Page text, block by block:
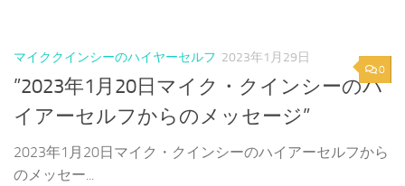
0
マイククインシーのハイヤーセルフ 2023年1月29日
”2023年1月20日マイク・クインシーのハ
イアーセルフからのメッセージ”
2023年1月20日マイク・クインシーのハイアーセルフから
のメッセー...